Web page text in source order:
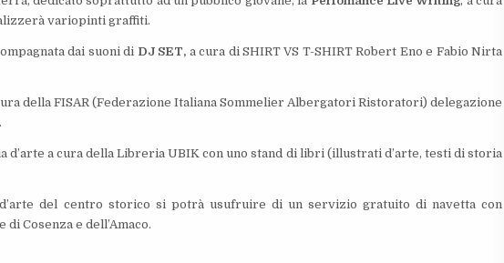
variopinti graffiti.
dai suoni di DJ SET, a cura di SHIRT VS T-SHIRT Robert Eno e Fabio Nirta
della FISAR (Federazione Italiana Sommelier Albergatori Ristoratori) delegazione
d’arte a cura della Libreria UBIK con uno stand di libri (illustrati d’arte, testi di storia
del centro storico si potrà usufruire di un servizio gratuito di navetta con
Cosenza e dell’Amaco.